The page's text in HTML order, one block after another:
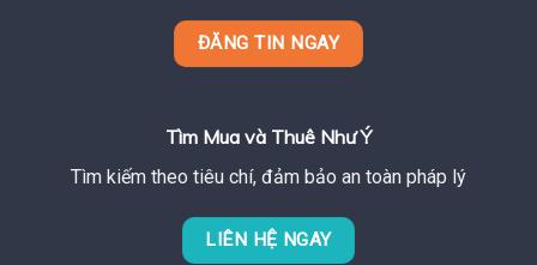
ĐĂNG TIN NGAY
Tìm Mua và Thuê Như Ý
Tìm kiếm theo tiêu chí, đảm bảo an toàn pháp lý
LIÊN HỆ NGAY